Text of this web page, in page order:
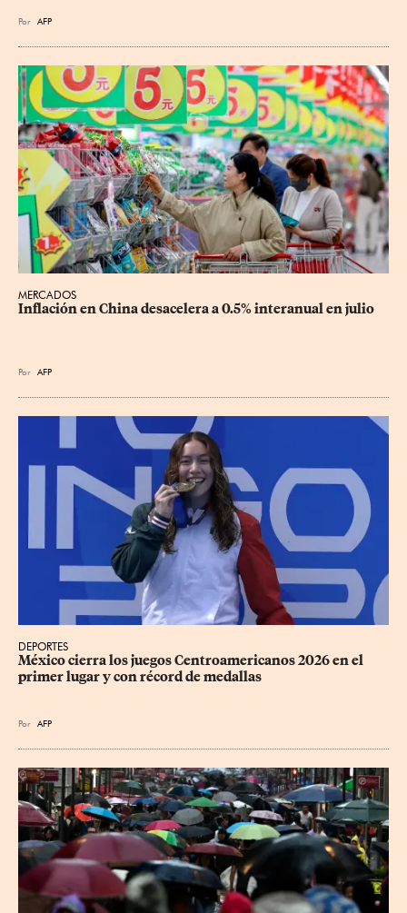
Por AFP
MERCADOS
Inflación en China desacelera a 0.5% interanual en julio
Por AFP
DEPORTES
México cierra los juegos Centroamericanos 2026 en el
primer lugar y con récord de medallas
Por AFP